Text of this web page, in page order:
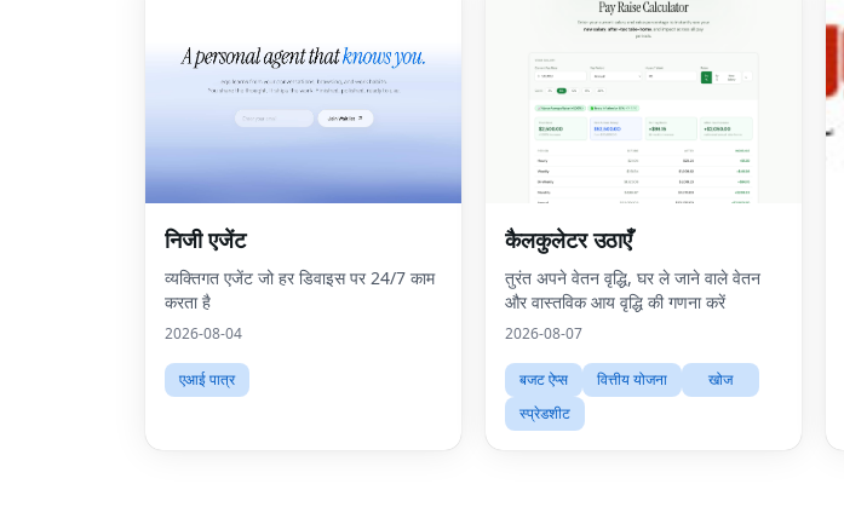
निजी एजेंट
व्यक्तिगत एजेंट जो हर डिवाइस पर 24/7 काम
करता है
2026-08-04
एआई पात्र
कैलकुलेटर उठाएँ
तुरंत अपने वेतन वृद्धि, घर ले जाने वाले वेतन
और वास्तविक आय वृद्धि की गणना करें
2026-08-07
बजट ऐप्स वित्तीय योजना
खोज
स्प्रेडशीट